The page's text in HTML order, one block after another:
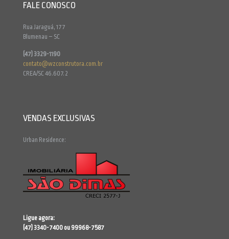
FALE CONOSCO
Rua Jaraguá, 177
Blumenau – SC
(47) 3329-1190
contato@wzconstrutora.com.br
CREA/SC 46.607.2
VENDAS EXCLUSIVAS
Urban Residence:
Ligue agora:
(47) 3340-7400 ou 99968-7587